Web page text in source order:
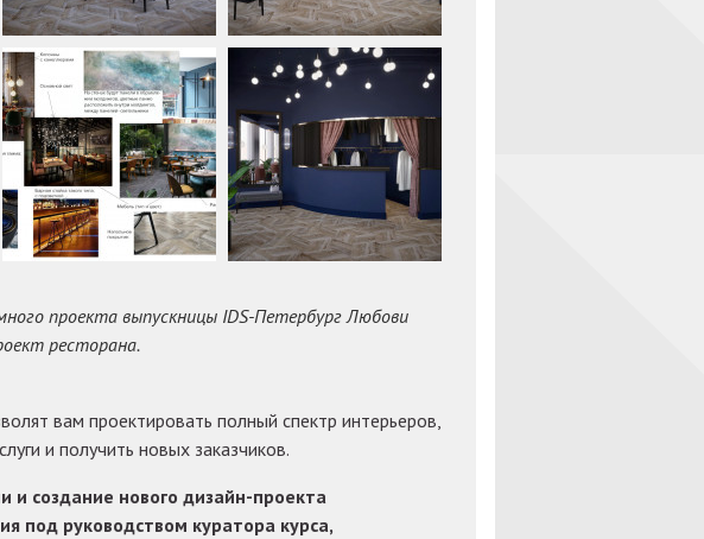
проекта выпускницы IDS-Петербург Любови
ресторана.
вам проектировать полный спектр интерьеров,
и получить новых заказчиков.
создание нового дизайн-проекта
под руководством куратора курса,